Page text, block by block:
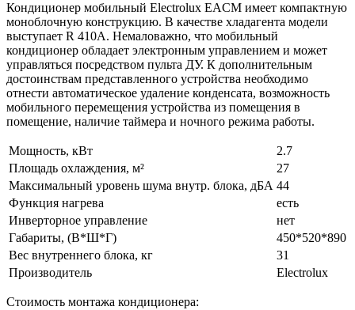
Кондиционер мобильный Electrolux EACM имеет компактную
моноблочную конструкцию. В качестве хладагента модели
выступает R 410A. Немаловажно, что мобильный
кондиционер обладает электронным управлением и может
управляться посредством пульта ДУ. К дополнительным
достоинствам представленного устройства необходимо
отнести автоматическое удаление конденсата, возможность
мобильного перемещения устройства из помещения в
помещение, наличие таймера и ночного режима работы.
Мощность, кВт
2.7
Площадь охлаждения, м²
27
Максимальный уровень шума внутр. блока, дБА 44
Функция нагрева
есть
Инверторное управление
нет
Габариты, (В*Ш*Г)
450*520*890
Вес внутреннего блока, кг
31
Производитель
Electrolux
Стоимость монтажа кондиционера: